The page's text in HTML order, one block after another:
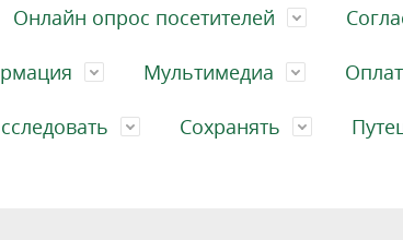
Онлайн опрос посетителей
Мультимедиа
Сохранять